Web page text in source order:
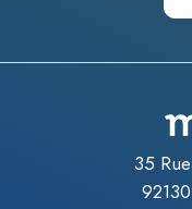
35
92130